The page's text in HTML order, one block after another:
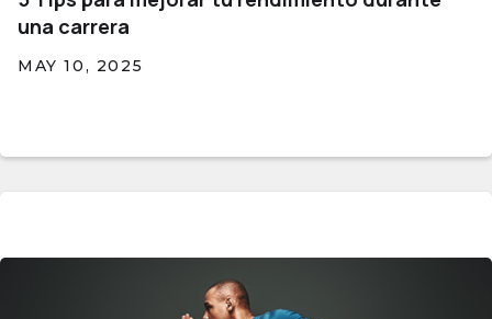
una carrera
MAY 10, 2025